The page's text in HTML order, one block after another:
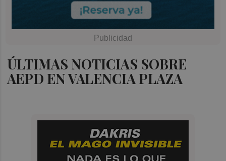
ÚLTIMAS NOTICIAS SOBRE
AEPD EN VALENCIA PLAZA